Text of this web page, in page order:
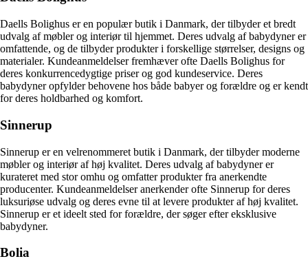
Daells Bolighus er en populær butik i Danmark, der tilbyder et bredt
udvalg af møbler og interiør til hjemmet. Deres udvalg af babydyner er
omfattende, og de tilbyder produkter i forskellige størrelser, designs og
materialer. Kundeanmeldelser fremhæver ofte Daells Bolighus for
deres konkurrencedygtige priser og god kundeservice. Deres
babydyner opfylder behovene hos både babyer og forældre og er kendt
for deres holdbarhed og komfort.
Sinnerup
Sinnerup er en velrenommeret butik i Danmark, der tilbyder moderne
møbler og interiør af høj kvalitet. Deres udvalg af babydyner er
kurateret med stor omhu og omfatter produkter fra anerkendte
producenter. Kundeanmeldelser anerkender ofte Sinnerup for deres
luksuriøse udvalg og deres evne til at levere produkter af høj kvalitet.
Sinnerup er et ideelt sted for forældre, der søger efter eksklusive
babydyner.
Bolia